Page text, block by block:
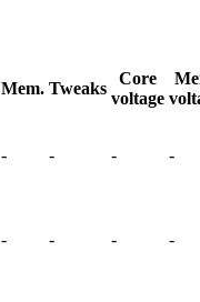
Mem. Tweaks
Core
voltage
- - - -
- - - -